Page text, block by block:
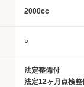
2000cc
○
法定整備付
法定12ヶ月点検